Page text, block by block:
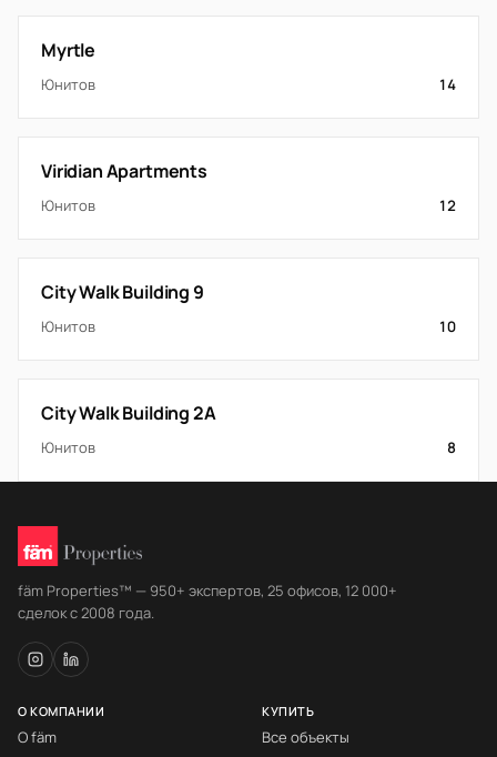
Myrtle
Юнитов 14
Viridian Apartments
Юнитов 12
City Walk Building 9
Юнитов 10
City Walk Building 2A
Юнитов 8
fäm Properties™ — 950+ экспертов, 25 офисов, 12 000+
сделок с 2008 года.
О КОМПАНИИ
О fäm
КУПИТЬ
Все объекты